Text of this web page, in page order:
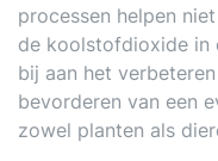
processen helpen
de koolstofdioxide in
bij aan het
bevorderen van een
zowel planten als